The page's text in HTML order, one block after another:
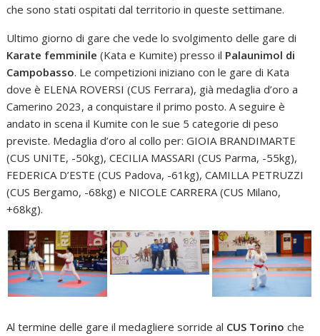
che sono stati ospitati dal territorio in queste settimane.
Ultimo giorno di gare che vede lo svolgimento delle gare di
Karate femminile (Kata e Kumite) presso il Palaunimol di
Campobasso. Le competizioni iniziano con le gare di Kata
dove è ELENA ROVERSI (CUS Ferrara), già medaglia d’oro a
Camerino 2023, a conquistare il primo posto. A seguire è
andato in scena il Kumite con le sue 5 categorie di peso
previste. Medaglia d’oro al collo per: GIOIA BRANDIMARTE
(CUS UNITE, -50kg), CECILIA MASSARI (CUS Parma, -55kg),
FEDERICA D’ESTE (CUS Padova, -61kg), CAMILLA PETRUZZI
(CUS Bergamo, -68kg) e NICOLE CARRERA (CUS Milano,
+68kg).
Al termine delle gare il medagliere sorride al CUS Torino che